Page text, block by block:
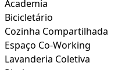
Academia
Bicicletário
Cozinha Compartilhada
Espaço Co-Working
Lavanderia Coletiva